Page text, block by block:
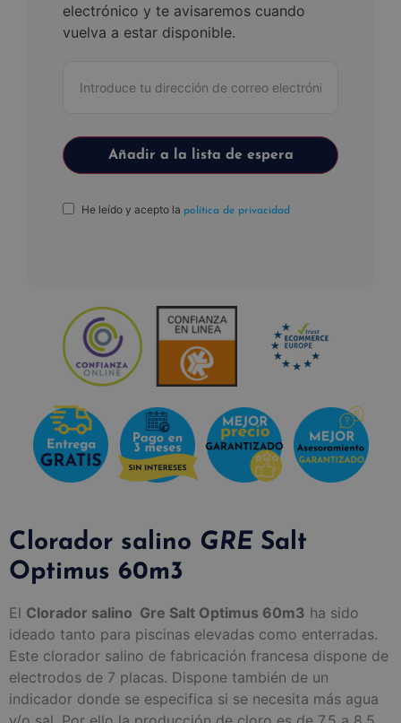
electrónico y te avisaremos cuando
vuelva a estar disponible.
He leído y acepto la política de privacidad
Clorador salino GRE Salt
Optimus 60m3
El Clorador salino Gre Salt Optimus 60m3 ha sido
ideado tanto para piscinas elevadas como enterradas.
Este clorador salino de fabricación francesa dispone de
electrodos de 7 placas. Dispone también de un
indicador donde se especifica si se necesita más agua